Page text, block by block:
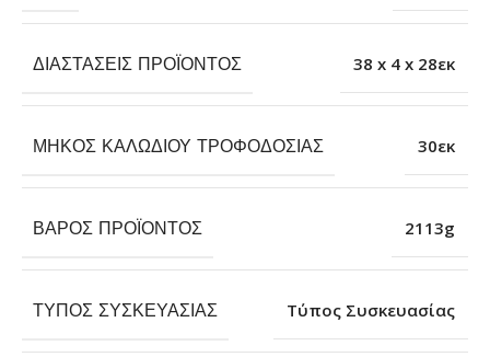
ΔΙΑΣΤΆΣΕΙΣ ΠΡΟΪΌΝΤΟΣ 38 x 4 x 28εκ
ΜΉΚΟΣ ΚΑΛΩΔΊΟΥ ΤΡΟΦΟΔΟΣΊΑΣ 30εκ
ΒΆΡΟΣ ΠΡΟΪΌΝΤΟΣ 2113g
ΤΎΠΟΣ ΣΥΣΚΕΥΑΣΊΑΣ Τύπος Συσκευασίας